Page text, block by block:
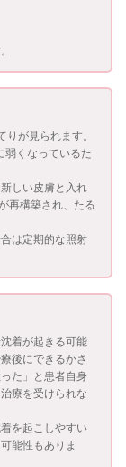
が見られます。
弱くなっているた
しい皮膚と入れ
再構築され、たる
は定期的な照射
着が起きる可能
後にできるかさ
た」と患者自身
療を受けられな
を起こしやすい
能性もありま